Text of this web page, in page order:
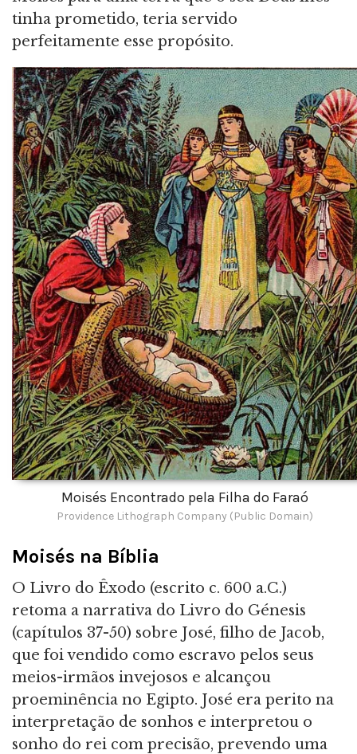
tinha prometido, teria servido
perfeitamente esse propósito.
Moisés Encontrado pela Filha do Faraó
Providence Lithograph Company (Public Domain)
Moisés na Bíblia
O Livro do Êxodo (escrito c. 600 a.C.)
retoma a narrativa do Livro do Génesis
(capítulos 37-50) sobre José, filho de Jacob,
que foi vendido como escravo pelos seus
meios-irmãos invejosos e alcançou
proeminência no Egipto. José era perito na
interpretação de sonhos e interpretou o
sonho do rei com precisão, prevendo uma